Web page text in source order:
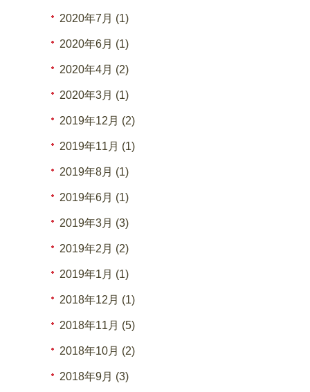
2020年7月 (1)
2020年6月 (1)
2020年4月 (2)
2020年3月 (1)
2019年12月 (2)
2019年11月 (1)
2019年8月 (1)
2019年6月 (1)
2019年3月 (3)
2019年2月 (2)
2019年1月 (1)
2018年12月 (1)
2018年11月 (5)
2018年10月 (2)
2018年9月 (3)